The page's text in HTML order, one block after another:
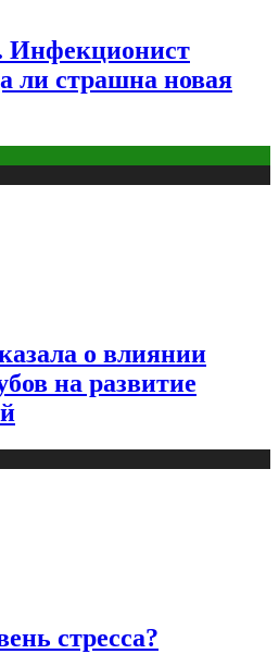
Инфекционист
ли страшна новая
о влиянии
на развитие
стресса?